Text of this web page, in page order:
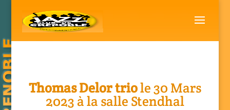
Thomas Delor triole 30 Mars
2023 à la salle Stendhal